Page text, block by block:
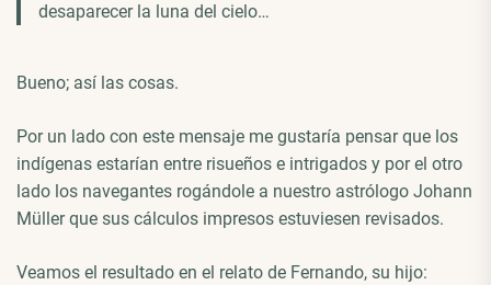
desaparecer la luna del cielo…
Bueno; así las cosas.
Por un lado con este mensaje me gustaría pensar que los
indígenas estarían entre risueños e intrigados y por el otro
lado los navegantes rogándole a nuestro astrólogo Johann
Müller que sus cálculos impresos estuviesen revisados.
Veamos el resultado en el relato de Fernando, su hijo: